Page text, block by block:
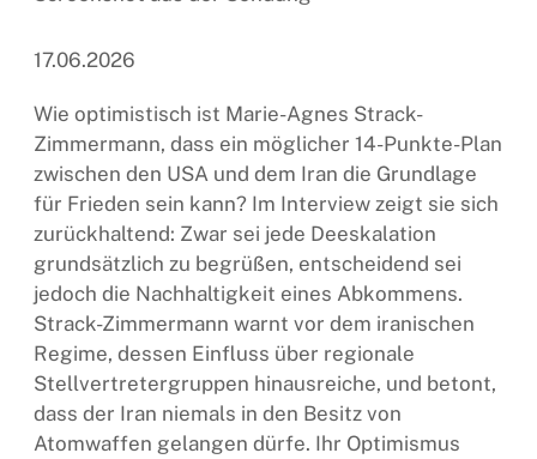
17.06.2026
Wie optimistisch ist Marie-Agnes Strack-
Zimmermann, dass ein möglicher 14-Punkte-Plan
zwischen den USA und dem Iran die Grundlage
für Frieden sein kann? Im Interview zeigt sie sich
zurückhaltend: Zwar sei jede Deeskalation
grundsätzlich zu begrüßen, entscheidend sei
jedoch die Nachhaltigkeit eines Abkommens.
Strack-Zimmermann warnt vor dem iranischen
Regime, dessen Einfluss über regionale
Stellvertretergruppen hinausreiche, und betont,
dass der Iran niemals in den Besitz von
Atomwaffen gelangen dürfe. Ihr Optimismus